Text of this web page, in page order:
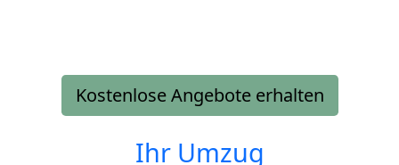
Kostenlose Angebote erhalten
Ihr Umzug